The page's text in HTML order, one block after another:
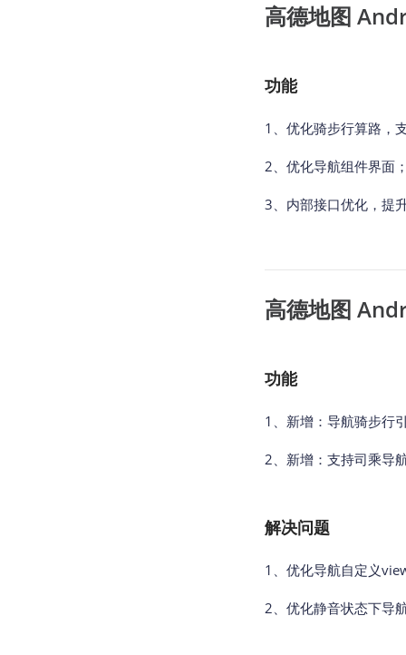
高德地图
功能
1、优化骑步行算路，
2、优化导航组件界面
3、内部接口优化，提
高德地图
功能
1、新增：导航骑步行
2、新增：支持司乘导
解决问题
1、优化导航自定义
2、优化静音状态下导